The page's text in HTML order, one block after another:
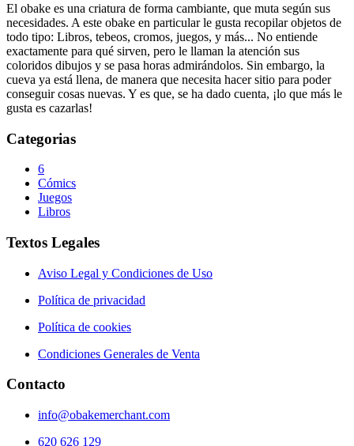
El obake es una criatura de forma cambiante, que muta según sus
necesidades. A este obake en particular le gusta recopilar objetos de
todo tipo: Libros, tebeos, cromos, juegos, y más... No entiende
exactamente para qué sirven, pero le llaman la atención sus
coloridos dibujos y se pasa horas admirándolos. Sin embargo, la
cueva ya está llena, de manera que necesita hacer sitio para poder
conseguir cosas nuevas. Y es que, se ha dado cuenta, ¡lo que más le
gusta es cazarlas!
Categorias
6
Cómics
Juegos
Libros
Textos Legales
Aviso Legal y Condiciones de Uso
Política de privacidad
Política de cookies
Condiciones Generales de Venta
Contacto
info@obakemerchant.com
620 626 129